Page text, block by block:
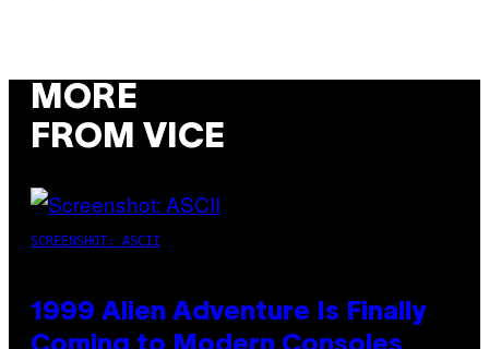
MORE
FROM VICE
SCREENSHOT: ASCII
1999 Alien Adventure Is Finally